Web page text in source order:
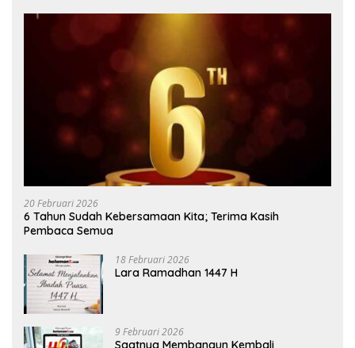
20 Februari 2026
6 Tahun Sudah Kebersamaan Kita; Terima Kasih
Pembaca Semua
18 Februari 2026
Lara Ramadhan 1447 H
9 Februari 2026
Saatnya Membangun Kembali